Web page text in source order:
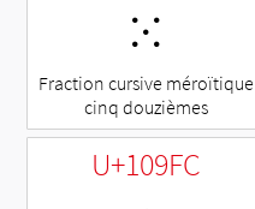
𐧺
Fraction cursive méroïtique
cinq douzièmes
U+109FC